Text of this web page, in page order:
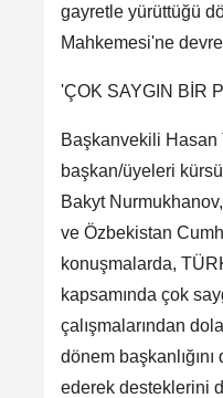
gayretle yürüttüğü
Mahkemesi'ne
'ÇOK SAYGIN BİR
Başkanvekili Hasan
başkan/üyeleri
Bakyt
ve Özbekistan
konuşmalarda,
kapsamında çok
çalışmalarından
dönem
ederek desteklerini